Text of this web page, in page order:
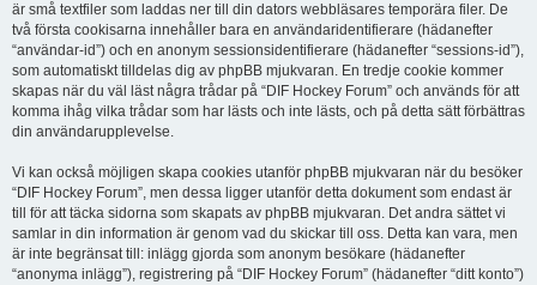
är små textfiler som laddas ner till din dators webbläsares temporära filer. De
två första cookisarna innehåller bara en användaridentifierare (hädanefter
“användar-id”) och en anonym sessionsidentifierare (hädanefter “sessions-id”),
som automatiskt tilldelas dig av phpBB mjukvaran. En tredje cookie kommer
skapas när du väl läst några trådar på “DIF Hockey Forum” och används för att
komma ihåg vilka trådar som har lästs och inte lästs, och på detta sätt förbättras
din användarupplevelse.
Vi kan också möjligen skapa cookies utanför phpBB mjukvaran när du besöker
“DIF Hockey Forum”, men dessa ligger utanför detta dokument som endast är
till för att täcka sidorna som skapats av phpBB mjukvaran. Det andra sättet vi
samlar in din information är genom vad du skickar till oss. Detta kan vara, men
är inte begränsat till: inlägg gjorda som anonym besökare (hädanefter
“anonyma inlägg”), registrering på “DIF Hockey Forum” (hädanefter “ditt konto”)